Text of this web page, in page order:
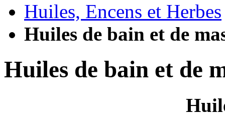
Huiles, Encens et Herbes
Huiles de bain et de
Huiles de bain et de